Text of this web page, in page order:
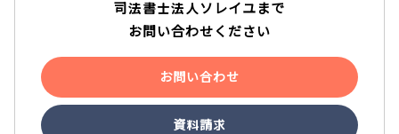
説明動画
YouTube
司法書士法人ソレイユまで
お問い合わせください
お問い合わせ
資料請求